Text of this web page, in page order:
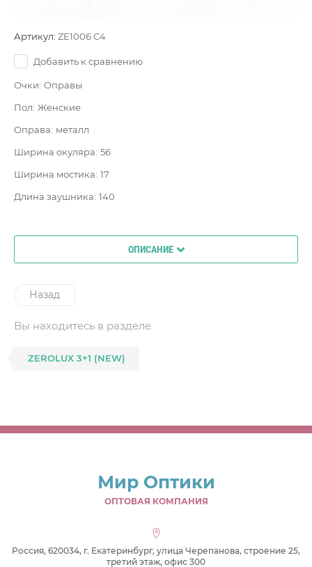
Артикул: ZE1006 C4
Добавить к сравнению
Очки: Оправы
Пол: Женские
Оправа: металл
Ширина окуляра: 56
Ширина мостика: 17
Длина заушника: 140
ОПИСАНИЕ
Назад
Вы находитесь в разделе
ZEROLUX 3+1 (NEW)
Мир Оптики
ОПТОВАЯ КОМПАНИЯ
Россия, 620034, г. Екатеринбург, улица Черепанова, строение 25,
третий этаж, офис 300